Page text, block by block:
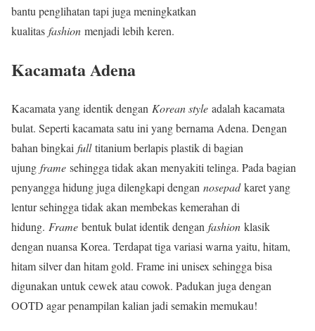
bantu penglihatan tapi juga meningkatkan
kualitas fashion menjadi lebih keren.
Kacamata Adena
Kacamata yang identik dengan Korean style adalah kacamata
bulat. Seperti kacamata satu ini yang bernama Adena. Dengan
bahan bingkai fulltitanium berlapis plastik di bagian
ujung frame sehingga tidak akan menyakiti telinga. Pada bagian
penyangga hidung juga dilengkapi dengan nosepadkaret yang
lentur sehingga tidak akan membekas kemerahan di
hidung. Frame bentuk bulat identik dengan fashion klasik
dengan nuansa Korea. Terdapat tiga variasi warna yaitu, hitam,
hitam silver dan hitam gold. Frame ini unisex sehingga bisa
digunakan untuk cewek atau cowok. Padukan juga dengan
OOTD agar penampilan kalian jadi semakin memukau!